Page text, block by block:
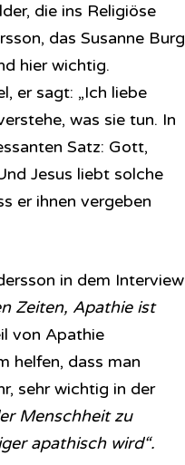
die ins Religiöse
das Susanne Burg
hier wichtig.
er sagt: „Ich liebe
was sie tun. In
Satz: Gott,
Jesus liebt solche
er ihnen vergeben
in dem Interview
Zeiten, Apathie ist
von Apathie
helfen, dass man
sehr wichtig in der
Menschheit zu
apathisch wird“.